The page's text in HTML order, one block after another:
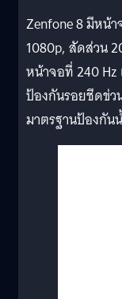
Zenfone 8 มีหน้
1080p, สัดส่วน
หน้าจอที่ 240 Hz
ป้องกันรอยชีดข่ว
มาตรฐานป้องกัน